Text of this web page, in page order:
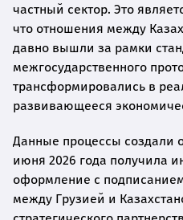
частный сектор. Это
что отношения между
давно вышли за рамки
межгосударственного
трансформировались в
развивающееся
Данные процессы создали
июня 2026 года получила
оформление с
между Грузией и